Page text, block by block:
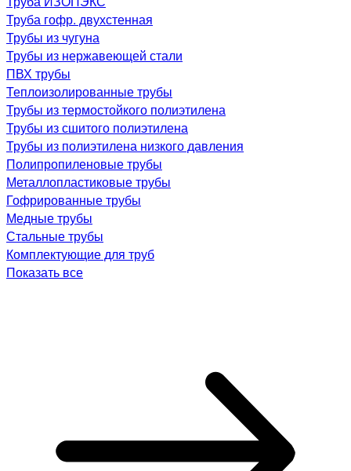
Труба гофр. двухстенная
Трубы из чугуна
Трубы из нержавеющей стали
ПВХ трубы
Теплоизолированные трубы
Трубы из термостойкого полиэтилена
Трубы из сшитого полиэтилена
Трубы из полиэтилена низкого давления
Полипропиленовые трубы
Металлопластиковые трубы
Гофрированные трубы
Медные трубы
Стальные трубы
Комплектующие для труб
Показать все